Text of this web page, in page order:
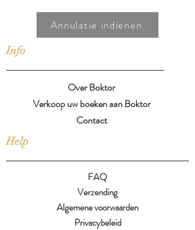
Annulatie indienen
Info
Over Boktor
Verkoop uw boeken aan Boktor
Contact
Help
FAQ
Verzending
Algemene voorwaarden
Privacybeleid